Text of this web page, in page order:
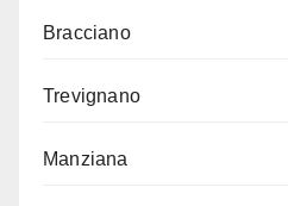
Bracciano
Trevignano
Manziana